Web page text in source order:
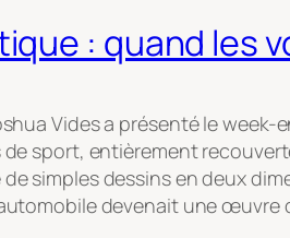
: quand les
Vides a présenté le
de sport, entièrement
de simples dessins en deux
devenait une œuvre